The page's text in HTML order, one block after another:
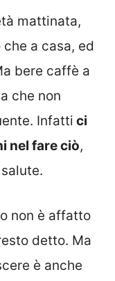
mattinata,
a casa, ed
bere caffè a
che non
Infatti ci
nel fare ciò,
non è affatto
detto. Ma
è anche